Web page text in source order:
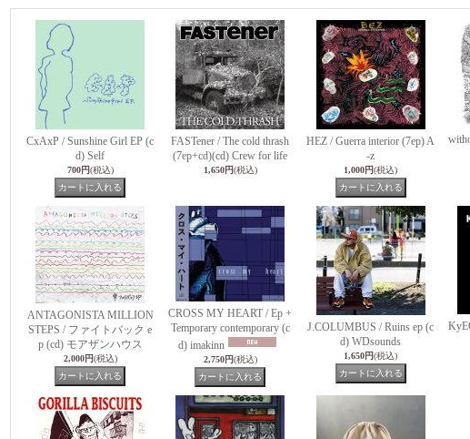
CxAxP / Sunshine Girl EP (c
d) Self
700円(税込)
FASTener / The cold thrash
(7ep+cd)(cd) Crew for life
1,650円(税込)
HEZ / Guerra interior (7ep) A
-z
1,000円(税込)
ANTAGONISTA MILLION
STEPS / ファイトバック e
p (cd) モアザンハウス
2,000円(税込)
CROSS MY HEART / Ep +
Temporary contemporary (c
d) imakinn
2,750円(税込)
J.COLUMBUS / Ruins ep (c
d) WDsounds
1,650円(税込)